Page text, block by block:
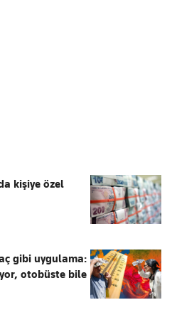
kişiye özel
gibi uygulama:
otobüste bile